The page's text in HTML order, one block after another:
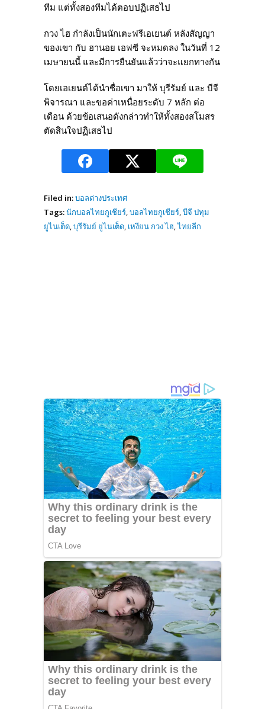
ทีม แต่ทั้งสองทีมได้ตอบปฏิเสธไป
กวง ไฮ กำลังเป็นนักเตะฟรีเอเยนต์ หลังสัญญา
ของเขา กับ ฮานอย เอฟซี จะหมดลง ในวันที่ 12
เมษายนนี้ และมีการยืนยันแล้วว่าจะแยกทางกัน
โดยเอเยนต์ได้นำชื่อเขา มาให้ บุรีรัมย์ และ บีจี
พิจารณา และขอค่าเหนื่อยระดับ 7 หลัก ต่อ
เดือน ด้วยข้อเสนอดังกล่าวทำให้ทั้งสองสโมสร
ตัดสินใจปฏิเสธไป
Filed in:บอลต่างประเทศ
Tags:นักบอลไทยกูเชียร์,บอลไทยกูเชียร์,บีจี ปทุม
ยูไนเต็ด,บุรีรัมย์ ยูไนเต็ด, เหงียน กวง ไฮ,ไทยลีก